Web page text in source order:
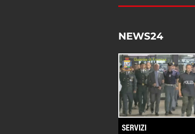
NEWS24
SERVIZI